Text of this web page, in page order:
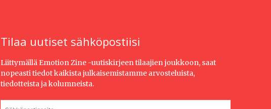
Tilaa uutiset sähköpostiisi
Liittymällä Emotion Zine -uutiskirjeen tilaajien joukkoon, saat
nopeasti tiedot kaikista julkaisemistamme arvosteluista,
tiedotteista ja kolumneista.